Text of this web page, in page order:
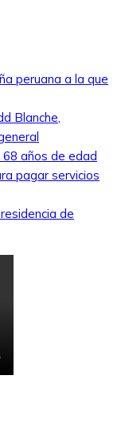
peruana a la que
Blanche,
años de edad
pagar servicios
de